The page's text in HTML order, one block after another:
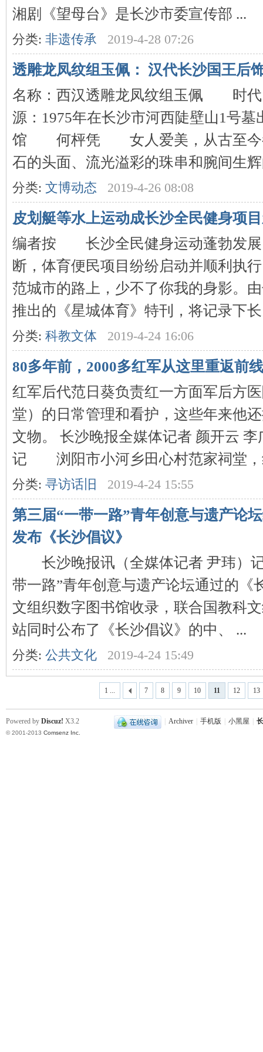
湘剧《望母台》是长沙市委宣传部 ...
分类: 非遗传承 2019-4-28 07:26
透雕龙凤纹组玉佩： 汉代长沙国王后
名称：西汉透雕龙凤纹组玉佩
源：1975年在长沙市河西陡壁山1
馆 何枰凭 女人爱美，从古至今都
石的头面、流光溢彩的珠串和腕间生
分类: 文博动态 2019-4-26 08:08
皮划艇等水上运动成长沙全民健身项
编者按 长沙全民健身运动蓬勃发展
断，体育便民项目纷纷启动并顺利执
范城市的路上，少不了你我的身影。
推出的《星城体育》特刊，将记录下长
分类: 科教文体 2019-4-24 16:06
80多年前，2000多红军从这里重返前线
红军后代范日葵负责红一方面军后方
堂）的日常管理和看护，这些年来他
文物。 长沙晚报全媒体记者 颜开云
记 浏阳市小河乡田心村范家祠堂，
分类: 寻访话旧 2019-4-24 15:55
第三届“一带一路”青年创意与遗产论
发布《长沙倡议》
长沙晚报讯（全媒体记者 尹玮）记
带一路”青年创意与遗产论坛通过的《
文组织数字图书馆收录，联合国教科
站同时公布了《长沙倡议》的中、 ...
分类: 公共文化 2019-4-24 15:49
1 ... 7 8 9 10 11 12 13
Archiver 手机版 小黑屋
Powered by Discuz! X3.2
© 2001-2013 Comsenz Inc.